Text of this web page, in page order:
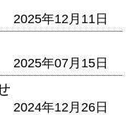
2025年12月11日
2025年07月15日
2024年12月26日